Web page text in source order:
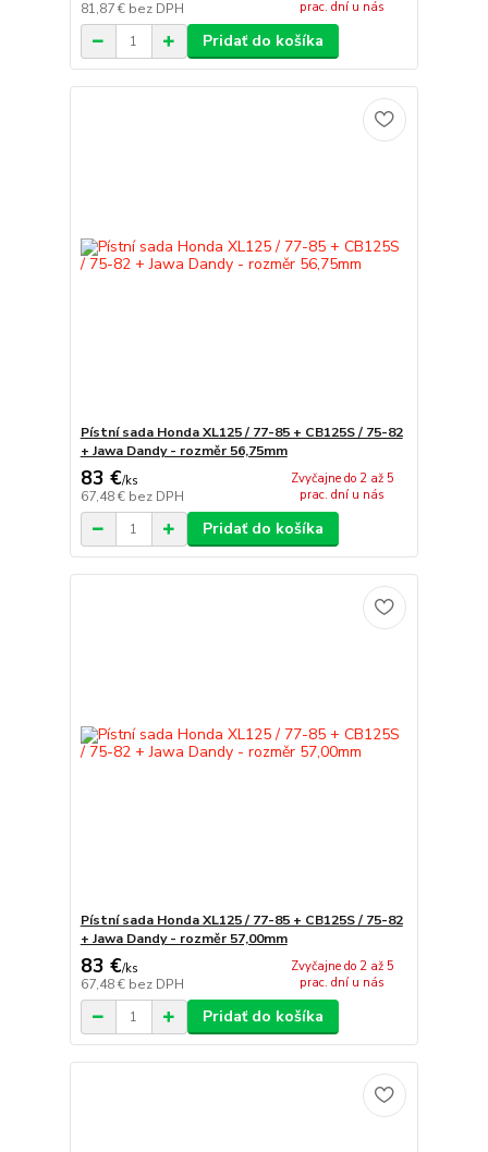
81,87 € bez DPH prac. dní u nás
Pridať do košíka
Pístní sada Honda XL125 / 77-85 + CB125S / 75-82
+ Jawa Dandy - rozměr 56,75mm
83 €/ks
67,48 € bez DPH
Zvyčajne do 2 až 5
prac. dní u nás
Pridať do košíka
Pístní sada Honda XL125 / 77-85 + CB125S / 75-82
+ Jawa Dandy - rozměr 57,00mm
83 €/ks
67,48 € bez DPH
Zvyčajne do 2 až 5
prac. dní u nás
Pridať do košíka